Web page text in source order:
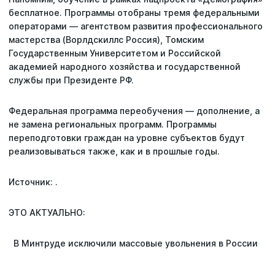
бесплатное. Программы отобраны тремя федеральными
операторами — агентством развития профессионального
мастерства (Ворлдскиллс Россия), Томским
Государственным Университетом и Российской
академией народного хозяйства и государственной
службы при Президенте РФ.
Федеральная программа переобучения — дополнение, а
не замена региональных программ. Программы
переподготовки граждан на уровне субъектов будут
реализовываться также, как и в прошлые годы.
Источник: .
ЭТО АКТУАЛЬНО:
В Минтруде исключили массовые увольнения в России